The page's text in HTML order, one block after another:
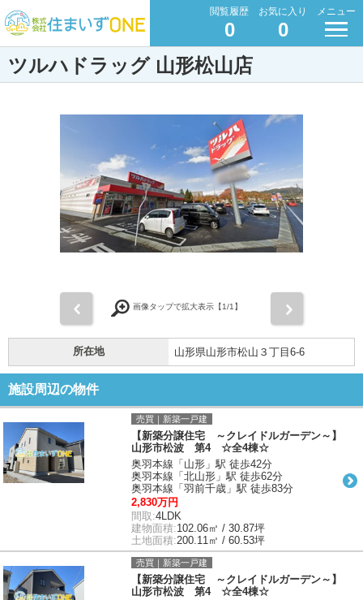
閲覧履歴
0
お気に入り
0
メニュー
ツルハドラッグ 山形松山店
画像タップで拡大表示【1/1】
所在地 山形県山形市松山３丁目6-6
施設周辺の物件
売買｜新築一戸建
【新築分譲住宅 ～クレイドルガーデン～】
山形市松波 第4 ☆全4棟☆
奥羽本線「山形」駅 徒歩42分
奥羽本線「北山形」駅 徒歩62分
奥羽本線「羽前千歳」駅 徒歩83分
2,830万円
間取:4LDK
建物面積:102.06㎡ / 30.87坪
土地面積:200.11㎡ / 60.53坪
売買｜新築一戸建
【新築分譲住宅 ～クレイドルガーデン～】
山形市松波 第4 ☆全4棟☆